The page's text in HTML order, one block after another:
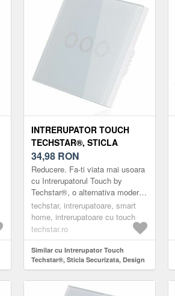
INTRERUPATOR TOUCH
TECHSTAR®, STICLA
SECURIZATA, DESIGN
MODERN, ILUMINARE LED,
3 FAZE, ALB
34,98 RON
Reducere. Fa-ti viata mai usoara
cu Intrerupatorul Touch by
Techstar®, o alternativa moderna
la intrerupatoarele clasice.
Intrerupatoarele marca ®Techstar
su...
techstar, intrerupatoare, smart
home, intrerupatoare cu touch
techstar.ro
Similar cu Intrerupator Touch
Techstar®, Sticla Securizata, Design
Modern, Iluminare LED, 3 Faze, Alb